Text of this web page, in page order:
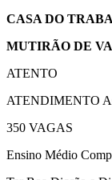
CASA DO
MUTIRÃO DE
ATENTO
ATENDIMENTO
350 VAGAS
Ensino Médio